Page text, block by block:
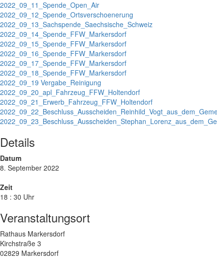
2022_09_11_Spende_Open_Air
2022_09_12_Spende_Ortsverschoenerung
2022_09_13_Sachspende_Saechsische_Schweiz
2022_09_14_Spende_FFW_Markersdorf
2022_09_15_Spende_FFW_Markersdorf
2022_09_16_Spende_FFW_Markersdorf
2022_09_17_Spende_FFW_Markersdorf
2022_09_18_Spende_FFW_Markersdorf
2022_09_19 Vergabe_Reinigung
2022_09_20_apl_Fahrzeug_FFW_Holtendorf
2022_09_21_Erwerb_Fahrzeug_FFW_Holtendorf
Details
Datum
8. September 2022
Zeit
18 : 30 Uhr
Veranstaltungsort
Rathaus Markersdorf
Kirchstraße 3
02829 Markersdorf